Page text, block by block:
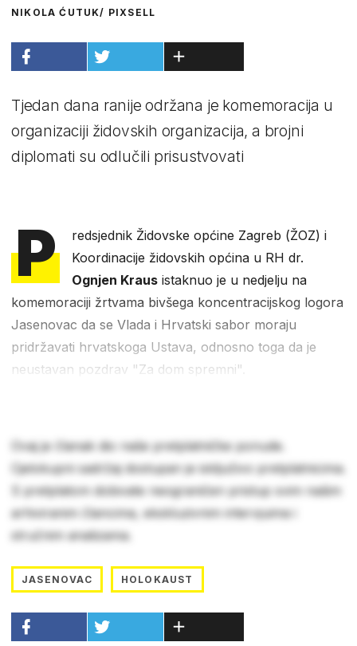
NIKOLA ĆUTUK/ PIXSELL
Tjedan dana ranije održana je komemoracija u
organizaciji židovskih organizacija, a brojni
diplomati su odlučili prisustvovati
P
redsjednik Židovske općine Zagreb (ŽOZ) i
Koordinacije židovskih općina u RH dr.
Ognjen Kraus istaknuo je u nedjelju na
komemoraciji žrtvama bivšega koncentracijskog logora
Jasenovac da se Vlada i Hrvatski sabor moraju
pridržavati hrvatskoga Ustava, odnosno toga da je
neustavan pozdrav "Za dom spremni".
Ovaj je članak dio naše pretplatničke ponude.
Cjelokupni sadržaj dostupan je isključivo pretplatnicima.
S pretplatom dobivate neograničen pristup svim našim
arhiviranim člancima, ekskluzivnim intervjuima i
stručnim analizama.
JASENOVAC HOLOKAUST